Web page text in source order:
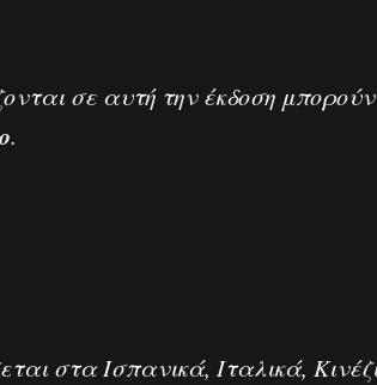
σε αυτή την έκδοση
.
σταΙσπανικά, Ιταλικά,